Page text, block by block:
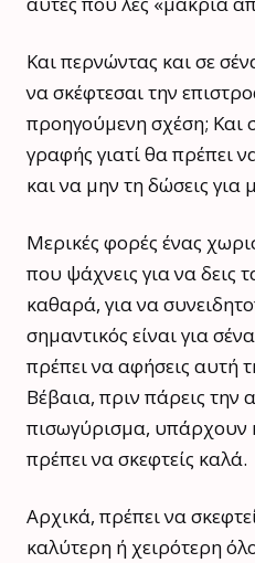
Και περνώντας και σε
να σκέφτεσαι την
προηγούμενη σχέση; Και
γραφής γιατί θα πρέπει
και να μην τη δώσεις για
Μερικές φορές ένας
που ψάχνεις για να δεις
καθαρά, για να
σημαντικός είναι για
πρέπει να αφήσεις αυτή
Βέβαια, πριν πάρεις την
πισωγύρισμα,
πρέπει να σκεφτείς καλά.
Αρχικά, πρέπει να
καλύτερη ή χειρότερη